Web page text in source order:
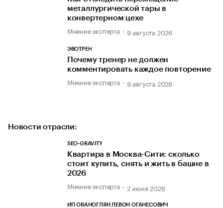
металлургической тары в
конвертерном цехе
Мнение эксперта 9 августа 2026
ЭВОТРЕН
Почему тренер не должен
комментировать каждое повторение
Мнение эксперта 9 августа 2026
Новости отрасли:
SEO-GRAVITY
Квартира в Москва-Сити: сколько
стоит купить, снять и жить в башне в
2026
Мнение эксперта 2 июня 2026
ИП ОВАНОГЛЯН ЛЕВОН ОГАНЕСОВИЧ